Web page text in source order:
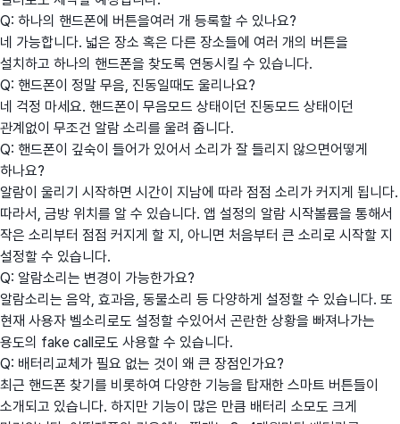
Q: 하나의 핸드폰에 버튼을여러 개 등록할 수 있나요?
네 가능합니다. 넓은 장소 혹은 다른 장소들에 여러 개의 버튼을
설치하고 하나의 핸드폰을 찾도록 연동시킬 수 있습니다.
Q: 핸드폰이 정말 무음, 진동일때도 울리나요?
네 걱정 마세요. 핸드폰이 무음모드 상태이던 진동모드 상태이던
관계없이 무조건 알람 소리를 울려 줍니다.
Q: 핸드폰이 깊숙이 들어가 있어서 소리가 잘 들리지 않으면어떻게
하나요?
알람이 울리기 시작하면 시간이 지남에 따라 점점 소리가 커지게 됩니다.
따라서, 금방 위치를 알 수 있습니다. 앱 설정의 알람 시작볼륨을 통해서
작은 소리부터 점점 커지게 할 지, 아니면 처음부터 큰 소리로 시작할 지
설정할 수 있습니다.
Q: 알람소리는 변경이 가능한가요?
알람소리는 음악, 효과음, 동물소리 등 다양하게 설정할 수 있습니다. 또
현재 사용자 벨소리로도 설정할 수있어서 곤란한 상황을 빠져나가는
용도의 fake call로도 사용할 수 있습니다.
Q: 배터리교체가 필요 없는 것이 왜 큰 장점인가요?
최근 핸드폰 찾기를 비롯하여 다양한 기능을 탑재한 스마트 버튼들이
소개되고 있습니다. 하지만 기능이 많은 만큼 배터리 소모도 크게